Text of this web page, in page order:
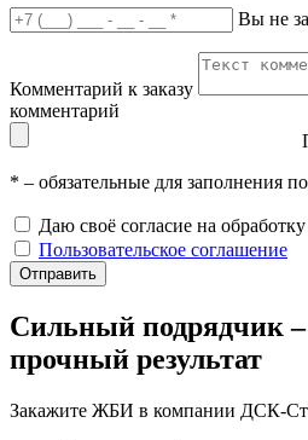
Вы не
Комментарий к заказу
комментарий
* – обязательные для заполнения
Даю своё согласие на обработку
Пользовательское соглашение
Отправить
Сильный подрядчик –
прочный результат
Закажите ЖБИ в компании ДСК-